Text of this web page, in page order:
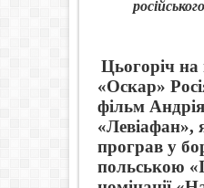
Цьогоріч на
«Оскар»
фільм
«Левіафан»,
програв у
польською